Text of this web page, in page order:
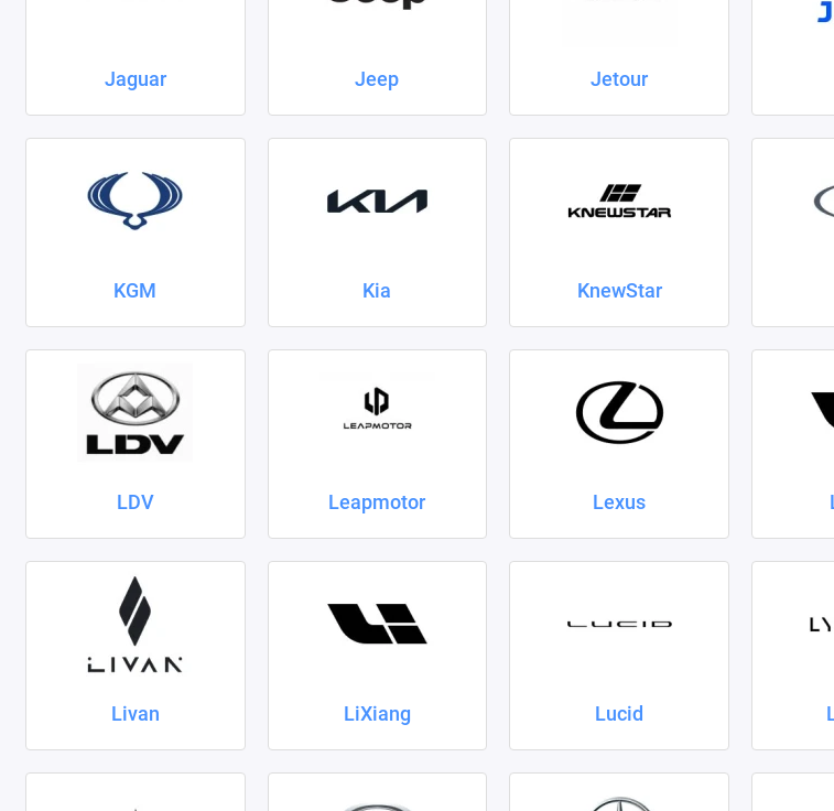
Jaguar Jeep Jetour
KGM Kia KnewStar
LDV Leapmotor Lexus
Livan LiXiang Lucid